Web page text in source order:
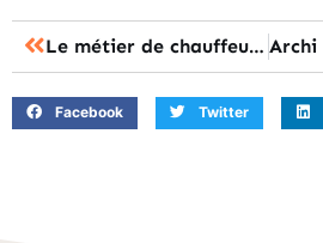
Le métier de chauffeur de taxi : un rôle essentiel dans la mobilité urbaine
Facebook Twitter